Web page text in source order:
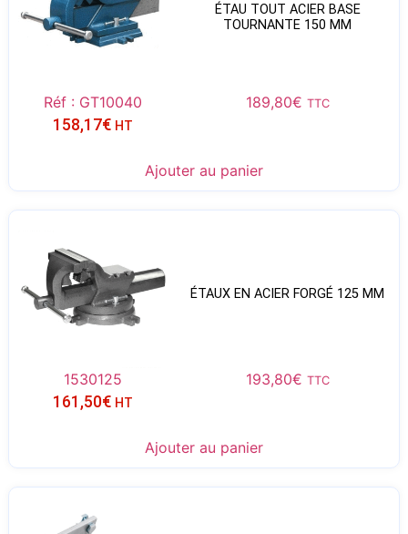
ÉTAU TOUT ACIER BASE
TOURNANTE 150 MM
Réf : GT10040 189,80€ TTC
158,17€ HT
Ajouter au panier
ÉTAUX EN ACIER FORGÉ 125 MM
1530125 193,80€ TTC
161,50€ HT
Ajouter au panier